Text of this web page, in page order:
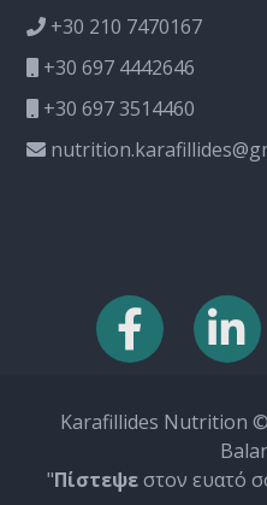
+30 210 7470167
+30 697 4442646
+30 697 3514460
Karafillides Nutrition
"Πίστεψεστον ευατό